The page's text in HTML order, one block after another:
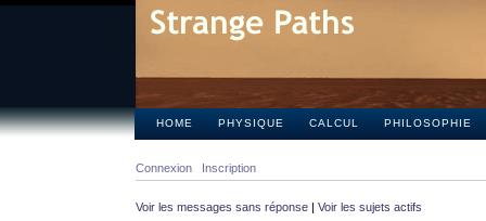
HOME PHYSIQUE CALCUL PHILOSOPHIE
Connexion Inscription
Voir les messages sans réponse | Voir les sujets actifs